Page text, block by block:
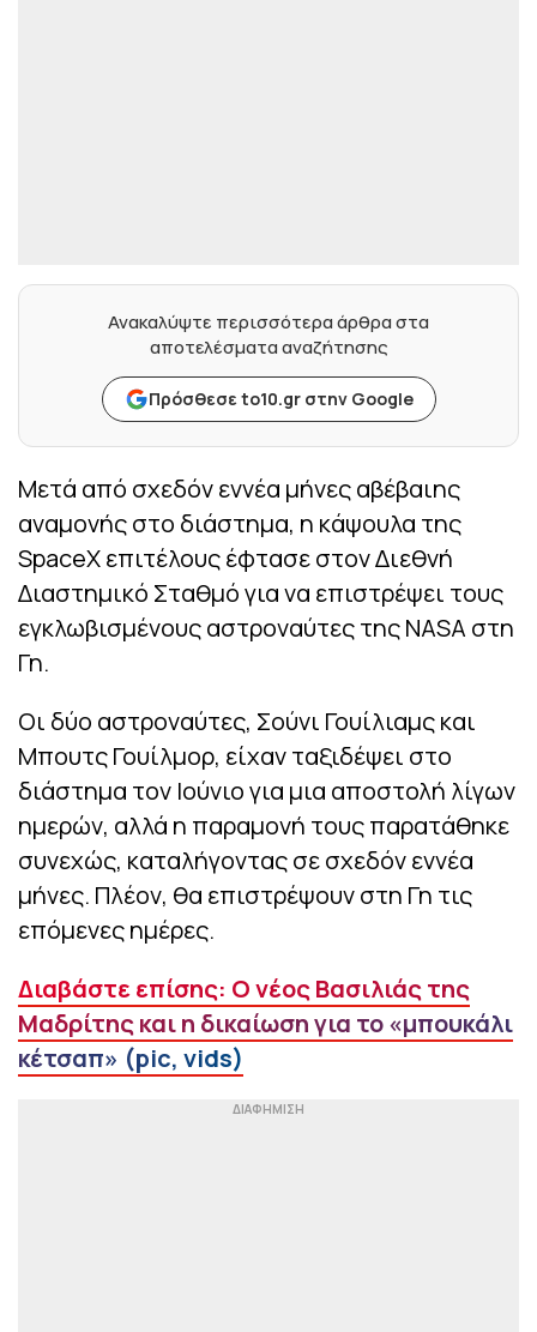
Ανακαλύψτε περισσότερα άρθρα στα
αποτελέσματα αναζήτησης
Πρόσθεσε to10.gr στην Google
Μετά από σχεδόν εννέα μήνες αβέβαιης
αναμονής στο διάστημα, η κάψουλα της
SpaceX επιτέλους έφτασε στον Διεθνή
Διαστημικό Σταθμό για να επιστρέψει τους
εγκλωβισμένους αστροναύτες της NASA στη
Γη.
Οι δύο αστροναύτες, Σούνι Γουίλιαμς και
Μπουτς Γουίλμορ, είχαν ταξιδέψει στο
διάστημα τον Ιούνιο για μια αποστολή λίγων
ημερών, αλλά η παραμονή τους παρατάθηκε
συνεχώς, καταλήγοντας σε σχεδόν εννέα
μήνες. Πλέον, θα επιστρέψουν στη Γη τις
επόμενες ημέρες.
Διαβάστε επίσης: Ο νέος Βασιλιάς της
Μαδρίτης και η δικαίωση για το «μπουκάλι
κέτσαπ» (pic, vids)